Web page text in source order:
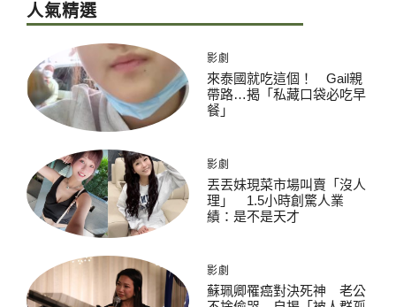
人氣精選
影劇
來泰國就吃這個！ Gail親
帶路…揭「私藏口袋必吃早
餐」
影劇
丟丟妹現菜市場叫賣「沒人
理」 1.5小時創驚人業
績：是不是天才
影劇
蘇珮卿罹癌對決死神 老公